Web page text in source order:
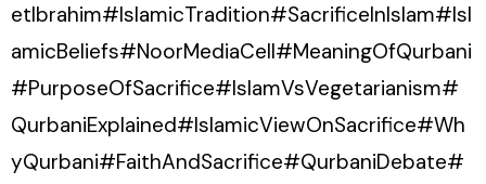
etIbrahim#IslamicTradition#SacrificeInIslam#Isl
amicBeliefs#NoorMediaCell#MeaningOfQurbani
#PurposeOfSacrifice#IslamVsVegetarianism#
QurbaniExplained#IslamicViewOnSacrifice#Wh
yQurbani#FaithAndSacrifice#QurbaniDebate#